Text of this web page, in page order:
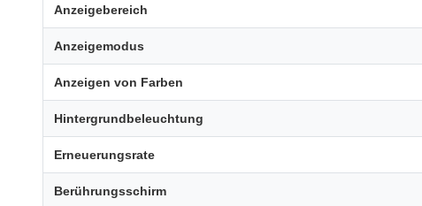
Anzeigebereich
Anzeigemodus
Anzeigen von Farben
Hintergrundbeleuchtung
Erneuerungsrate
Berührungsschirm